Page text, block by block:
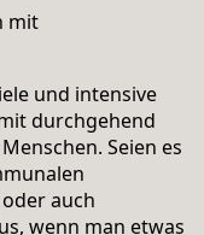
mit
und intensive
durchgehend
Seien es
auch
wenn man etwas